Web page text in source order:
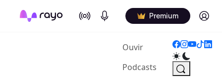
On Air Podcasts Premium Log in
Ouvir(current)
Podcasts